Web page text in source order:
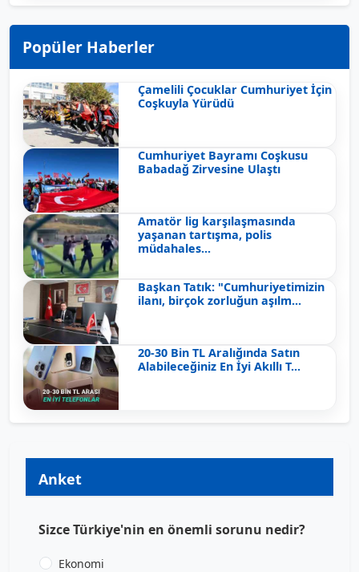
Popüler Haberler
Çamelili Çocuklar Cumhuriyet İçin
Coşkuyla Yürüdü
Cumhuriyet Bayramı Coşkusu
Babadağ Zirvesine Ulaştı
Amatör lig karşılaşmasında
yaşanan tartışma, polis
müdahales...
Başkan Tatık: "Cumhuriyetimizin
ilanı, birçok zorluğun aşılm...
20-30 Bin TL Aralığında Satın
Alabileceğiniz En İyi Akıllı T...
Anket
Sizce Türkiye'nin en önemli sorunu nedir?
Ekonomi